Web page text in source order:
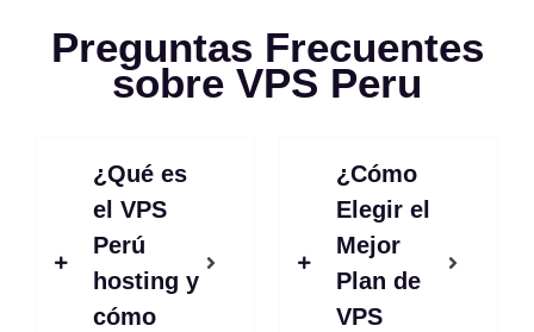
Preguntas Frecuentes
sobre VPS Peru
¿Qué es
el VPS
Perú
hosting y
cómo
¿Cómo
Elegir el
Mejor
Plan de
VPS